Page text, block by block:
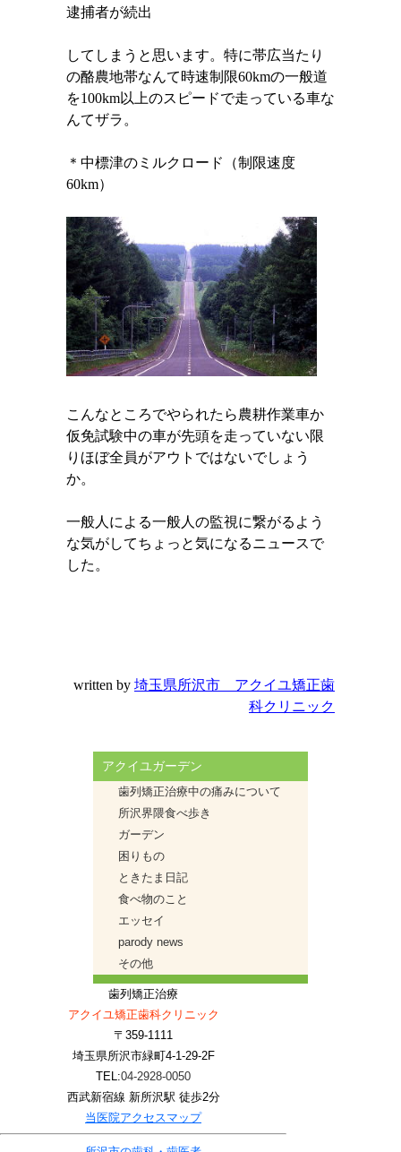
逮捕者が続出
してしまうと思います。特に帯広当たり
の酪農地帯なんて時速制限60kmの一般道
を100km以上のスピードで走っている車な
んてザラ。
＊中標津のミルクロード（制限速度
60km）
こんなところでやられたら農耕作業車か
仮免試験中の車が先頭を走っていない限
りほぼ全員がアウトではないでしょう
か。
一般人による一般人の監視に繋がるよう
な気がしてちょっと気になるニュースで
した。
written by 埼玉県所沢市 アクイユ矯正歯
科クリニック
アクイユガーデン
歯列矯正治療中の痛みについて
所沢界隈食べ歩き
ガーデン
困りもの
ときたま日記
食べ物のこと
エッセイ
parody news
その他
歯列矯正治療
アクイユ矯正歯科クリニック
〒359-1111
埼玉県所沢市緑町4-1-29-2F
TEL:04-2928-0050
西武新宿線 新所沢駅 徒歩2分
当医院アクセスマップ